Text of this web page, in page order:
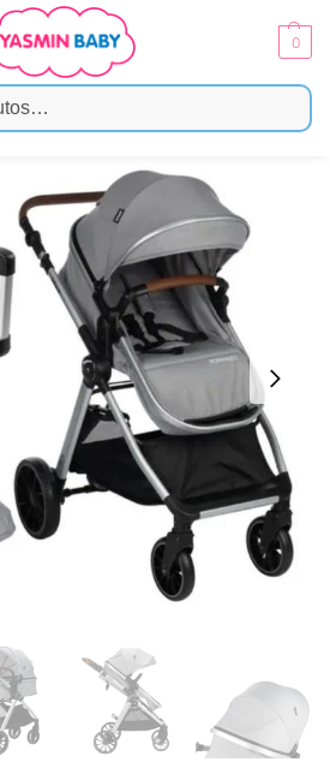
0
Carrinho Infanti Romanzo Trio Base Isofix Cinza Granizo